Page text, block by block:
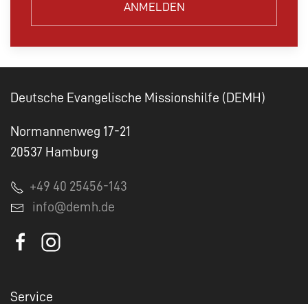
ANMELDEN
Deutsche Evangelische Missionshilfe (DEMH)
Normannenweg 17-21
20537 Hamburg
+49 40 25456-143
info@demh.de
Service